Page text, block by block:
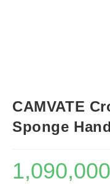
CAMVATE
Sponge
1,090,000